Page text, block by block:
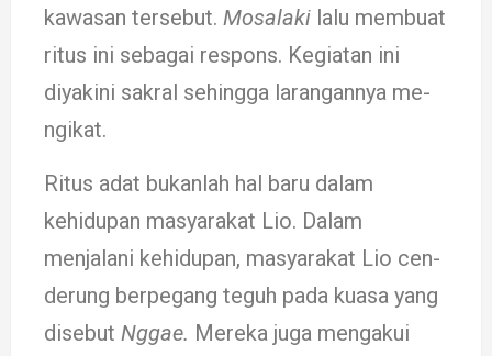
ka­wasan tersebut. Mosa­laki la­lu mem­­­­buat
ritus ini se­ba­gai res­pons. Ke­­­­­­­giatan ini
diyakini sak­­­­ral se­­­hingga la­rangan­­­nya me­
ngikat.
Ritus adat bukanlah hal baru dalam
kehidup­an masyarakat Lio. Da­lam
menjalani kehidup­an, masyarakat Lio cen­
derung berpegang teguh pada kuasa yang
disebut Nggae. Mereka juga meng­akui